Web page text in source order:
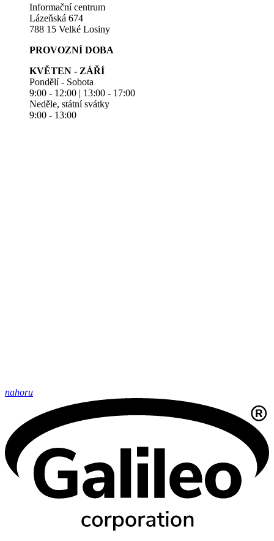
Informační centrum
Lázeňská 674
788 15 Velké Losiny
PROVOZNÍ DOBA
KVĚTEN - ZÁŘÍ
Pondělí - Sobota
9:00 - 12:00 | 13:00 - 17:00
Neděle, státní svátky
9:00 - 13:00
nahoru